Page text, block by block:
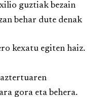
guztiak bezain
behar dute denak
kexatu egiten haiz.
gora eta behera.